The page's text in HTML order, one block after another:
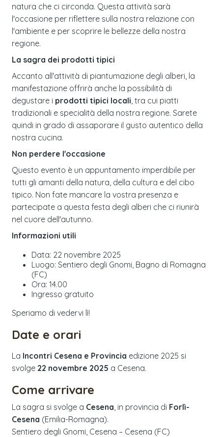
natura che ci circonda. Questa attività sarà
l'occasione per riflettere sulla nostra relazione con
l'ambiente e per scoprire le bellezze della nostra
regione.
La sagra dei prodotti tipici
Accanto all'attività di piantumazione degli alberi, la
manifestazione offrirà anche la possibilità di
degustare i prodotti tipici locali , tra cui piatti
tradizionali e specialità della nostra regione. Sarete
quindi in grado di assaporare il gusto autentico della
nostra cucina.
Non perdere l'occasione
Questo evento è un appuntamento imperdibile per
tutti gli amanti della natura, della cultura e del cibo
tipico. Non fate mancare la vostra presenza e
partecipate a questa festa degli alberi che ci riunirà
nel cuore dell'autunno.
Informazioni utili
Data: 22 novembre 2025
Luogo: Sentiero degli Gnomi, Bagno di Romagna
(FC)
Ora: 14.00
Ingresso gratuito
Speriamo di vedervi lì!
Date e orari
La Incontri Cesena e Provincia edizione 2025 si
svolge 22 novembre 2025 a Cesena.
Come arrivare
La sagra si svolge a Cesena , in provincia di Forlì-
Cesena (Emilia-Romagna).
Sentiero degli Gnomi, Cesena – Cesena (FC)